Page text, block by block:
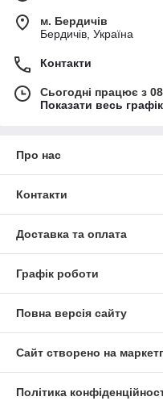
м. Бердичів
Бердичів, Україна
Контакти
Сьогодні працює з
Показати весь
Про нас
Контакти
Доставка та оплата
Графік роботи
Повна версія сайту
Сайт створено на
Політика